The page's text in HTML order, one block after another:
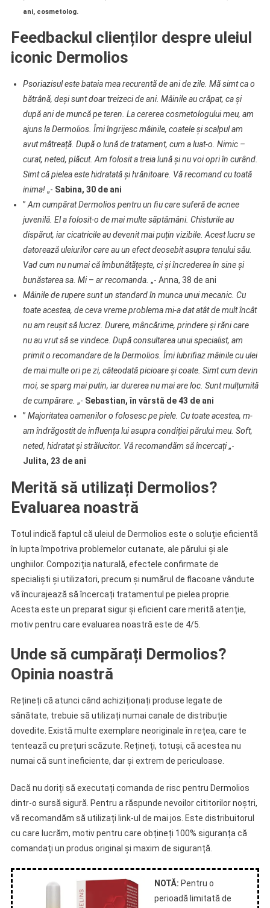
ani, cosmetolog.
Feedbackul clienților despre uleiul
iconic Dermolios
Psoriazisul este bataia mea recurentă de ani de zile. Mă simt ca o
bătrână, deși sunt doar treizeci de ani. Mâinile au crăpat, ca și
după ani de muncă pe teren. La cererea cosmetologului meu, am
ajuns la Dermolios. Îmi îngrijesc mâinile, coatele și scalpul am
avut mătreață. După o lună de tratament, cum a luat-o. Nimic –
curat, neted, plăcut. Am folosit a treia lună și nu voi opri în curând.
Simt că pielea este hidratată și hrănitoare. Vă recomand cu toată
inima!„- Sabina, 30 de ani
” Am cumpărat Dermolios pentru un fiu care suferă de acnee
juvenilă. El a folosit-o de mai multe săptămâni. Chisturile au
dispărut, iar cicatricile au devenit mai puțin vizibile. Acest lucru se
datorează uleiurilor care au un efect deosebit asupra tenului său.
Vad cum nu numai că îmbunătățește, ci și încrederea în sine și
bunăstarea sa. Mi– ar recomanda. „- Anna, 38 de ani
Mâinile de rupere sunt un standard în munca unui mecanic. Cu
toate acestea, de ceva vreme problema mi-a dat atât de mult încât
nu am reușit să lucrez. Durere, mâncărime, prindere și răni care
nu au vrut să se vindece. După consultarea unui specialist, am
primit o recomandare de la Dermolios. Îmi lubrifiaz mâinile cu ulei
de mai multe ori pe zi, câteodată picioare și coate. Simt cum devin
moi, se sparg mai putin, iar durerea nu mai are loc. Sunt mulțumită
de cumpărare. „- Sebastian, în vârstă de 43 de ani
” Majoritatea oamenilor o folosesc pe piele. Cu toate acestea, m-
am îndrăgostit de influența lui asupra condiției părului meu. Soft,
neted, hidratat și strălucitor. Vă recomandăm să încercați„-
Julita, 23 de ani
Merită să utilizați Dermolios?
Evaluarea noastră
Totul indică faptul că uleiul de Dermolios este o soluție eficientă
în lupta împotriva problemelor cutanate, ale părului și ale
unghiilor. Compoziția naturală, efectele confirmate de
specialiști și utilizatori, precum și numărul de flacoane vândute
vă încurajează să încercați tratamentul pe pielea proprie.
Acesta este un preparat sigur și eficient care merită atenție,
motiv pentru care evaluarea noastră este de 4/5.
Unde să cumpărați Dermolios?
Opinia noastră
Rețineți că atunci când achiziționați produse legate de
sănătate, trebuie să utilizați numai canale de distribuție
dovedite. Există multe exemplare neoriginale în rețea, care te
tentează cu prețuri scăzute. Rețineți, totuși, că acestea nu
numai că sunt ineficiente, dar și extrem de periculoase.
Dacă nu doriți să executați comanda de risc pentru Dermolios
dintr-o sursă sigură. Pentru a răspunde nevoilor cititorilor noștri,
vă recomandăm să utilizați link-ul de mai jos. Este distribuitorul
cu care lucrăm, motiv pentru care obțineți 100% siguranța că
comandați un produs original și maxim de siguranță.
NOTĂ: Pentru o
perioadă limitată de